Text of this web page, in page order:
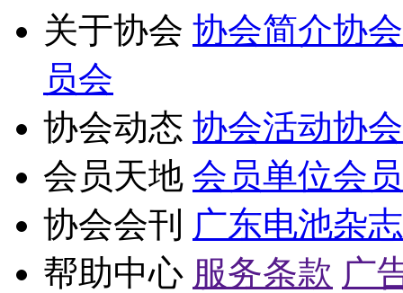
关于协会 协会简介协
员会
协会动态 协会活动协
会员天地 会员单位会
协会会刊 广东电池杂志
帮助中心 服务条款 广